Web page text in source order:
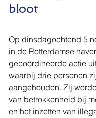
bloot
Op dinsdagochtend 5
in de Rotterdamse
gecoördineerde actie
waarbij drie personen
aangehouden. Zij
van betrokkenheid bij
en het inzetten van